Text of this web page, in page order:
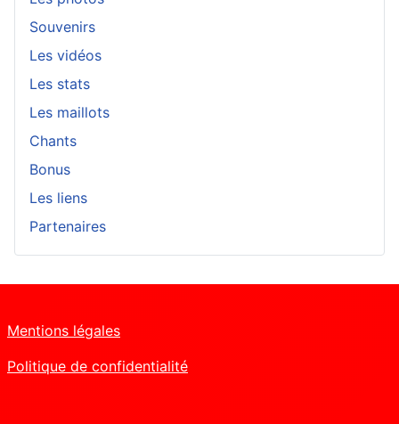
Souvenirs
Les vidéos
Les stats
Les maillots
Chants
Bonus
Les liens
Partenaires
Mentions légales
Politique de confidentialité